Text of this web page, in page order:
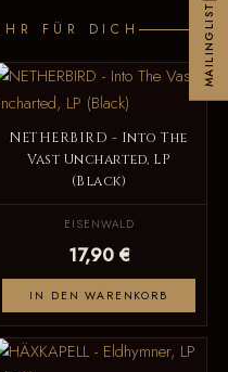
FÜR DICH
NETHERBIRD - Into The
Vast Uncharted, LP
(Black)
EISENWALD
17,90 €
IN DEN WARENKORB
MAILINGLIST